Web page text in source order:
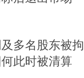
及多名股东被拘
此时被清算